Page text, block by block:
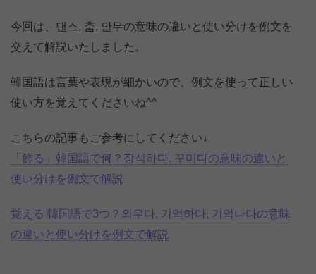
今回は、댄스, 춤, 안무の意味の違いと使い分けを例文を
交えて解説いたしました。
韓国語は言葉や表現が細かいので、例文を使って正しい
使い方を覚えてくださいね^^
こちらの記事もご参考にしてください↓
「飾る」韓国語で何？장식하다, 꾸미다の意味の違いと
使い分けを例文で解説
覚える 韓国語で3つ？외우다, 기억하다, 기억나다の意味
の違いと使い分けを例文で解説